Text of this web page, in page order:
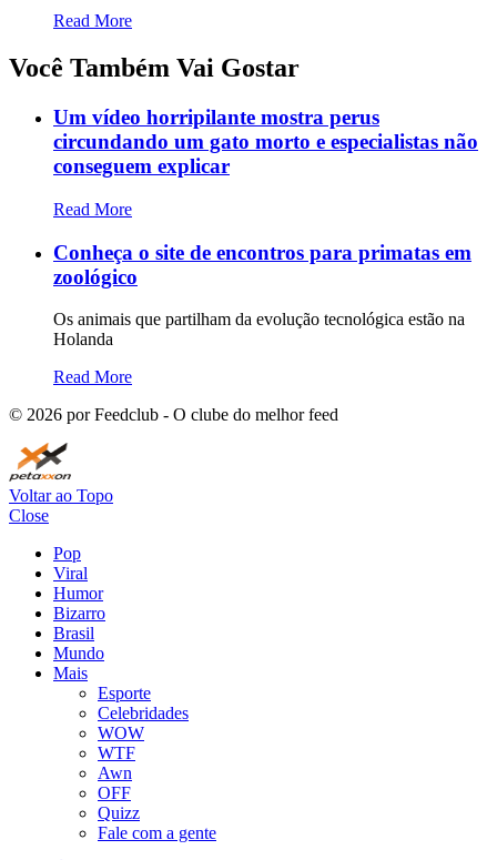
Read More
Você Também Vai Gostar
Um vídeo horripilante mostra perus
circundando um gato morto e especialistas não
conseguem explicar
Read More
Conheça o site de encontros para primatas em
zoológico
Os animais que partilham da evolução tecnológica estão na
Holanda
Read More
© 2026 por Feedclub - O clube do melhor feed
Voltar ao Topo
Close
Pop
Viral
Humor
Bizarro
Brasil
Mundo
Mais
Esporte
Celebridades
WOW
WTF
Awn
OFF
Quizz
Fale com a gente